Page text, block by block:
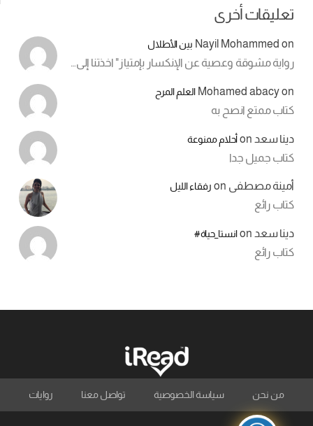
تعليقات أخرى
Nayil Mohammed on بين الأطلال
رواية مشوقة وعصية عن الإنكسار بإمتياز" اخذتنا إلى…
Mohamed abacyon العلم المرح
كتاب ممتع انصح به
دينا سعد onأحلام ممنوعة
كتاب جميل جدا
أمينة مصطفى on رفقاء الليل
كتاب رائع
دينا سعد onانستا_حياة#
كتاب رائع
من نحن سياسة الخصوصية تواصل معنا روايات